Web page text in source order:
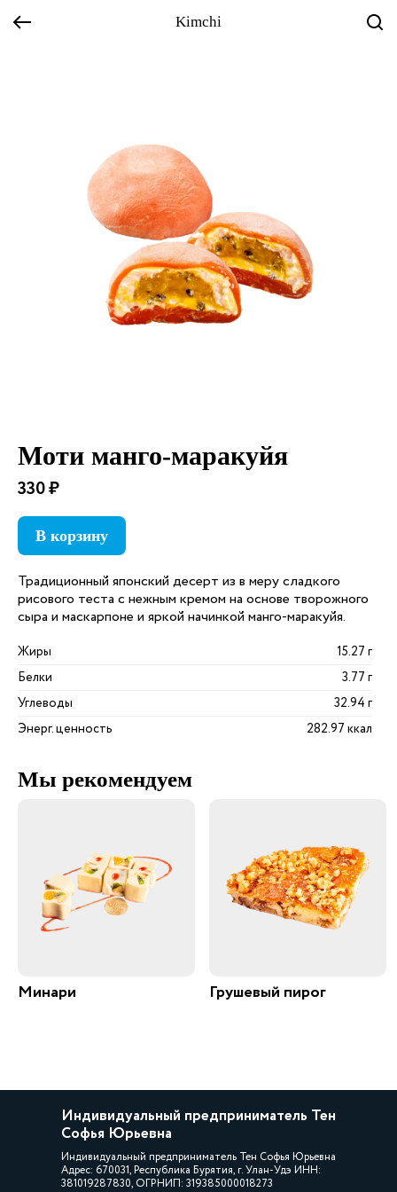
Kimchi
Моти манго-маракуйя
330 ₽
В корзину
Традиционный японский десерт из в меру сладкого
рисового теста с нежным кремом на основе творожного
сыра и маскарпоне и яркой начинкой манго-маракуйя.
Жиры
15.27 г
Белки
3.77 г
Углеводы
32.94 г
Энерг. ценность
282.97 ккал
Мы рекомендуем
Минари Грушевый пирог
Индивидуальный предприниматель Тен
Софья Юрьевна
Индивидуальный предприниматель Тен Софья Юрьевна
Адрес: 670031, Республика Бурятия, г. Улан-Удэ ИНН:
381019287830, ОГРНИП: 319385000018273